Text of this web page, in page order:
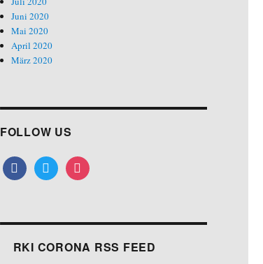
Juni 2020
Mai 2020
April 2020
März 2020
FOLLOW US
facebooktwitter instagram
RKI CORONA RSS FEED